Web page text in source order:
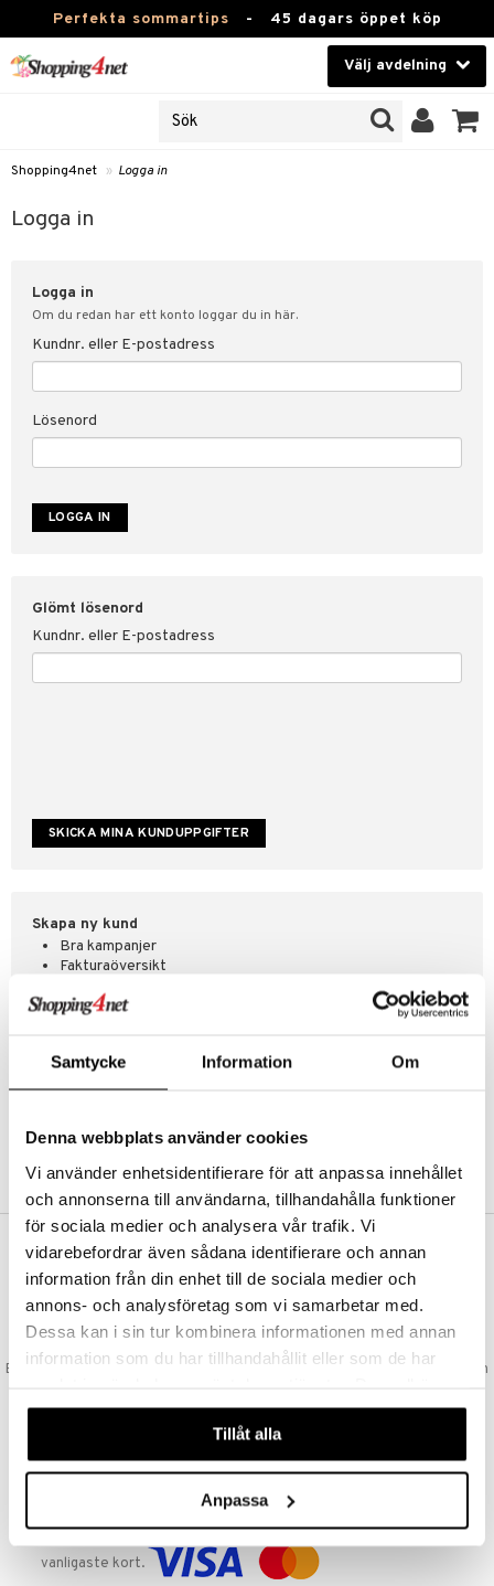
Samtycke Information Om
Denna webbplats använder cookies
Vi använder enhetsidentifierare för att anpassa innehållet
och annonserna till användarna, tillhandahålla funktioner
för sociala medier och analysera vår trafik. Vi
vidarebefordrar även sådana identifierare och annan
information från din enhet till de sociala medier och
annons- och analysföretag som vi samarbetar med.
Dessa kan i sin tur kombinera informationen med annan
information som du har tillhandahållit eller som de har
våra cookies vid fortsatt användande av vår webbplats.
Tillåt alla
Anpassa
Perfekta sommartips - 45 dagars öppet köp
Välj avdelning
Kontaktlinser
Hälsokost
Fitness
Hem & Inredning
Leksaker, Barn & Baby
Varumärken
Shopping4net » Logga in
Logga in
Logga in
Om du redan har ett konto loggar du in här.
Kundnr. eller E-postadress
Lösenord
Glömt lösenord
Kundnr. eller E-postadress
Skapa ny kund
Bra kampanjer
Fakturaöversikt
Abonnemang
Önskelistor
SKAPA KUND
svar
för Shopping4net
VAD KOSTAR FRAKTEN?
Vi erbjuder fri frakt från 350 kr. Vår gräns för fraktfri leverans bestäms
utifån vilken avdelning du handlar från. Läs mer här »
SNABBA LEVERANSER
Beställningar lagda före 14:00 (gäller varor i lager) skickas normalt ut från
GODKÄND AV LÄKEMEDELSVERKET
Läkemedelsverket gällande försäljning av läkemedel.
TRYGGA KÖP
Handla tryggt & säkert via faktura, delbetalning eller marknadens
vanligaste kort.